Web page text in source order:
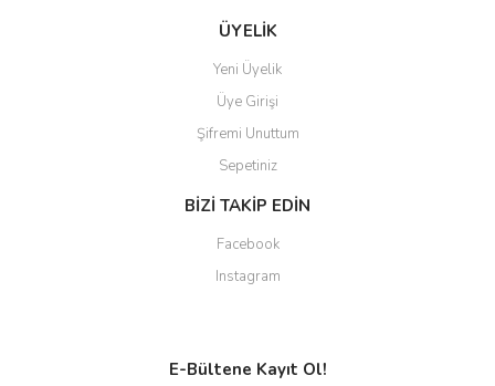
ÜYELİK
Yeni Üyelik
Üye Girişi
Şifremi Unuttum
Sepetiniz
BİZİ TAKİP EDİN
Facebook
Instagram
E-Bültene Kayıt Ol!